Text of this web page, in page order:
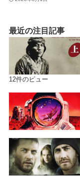
最近の注目記事
12件のビュー